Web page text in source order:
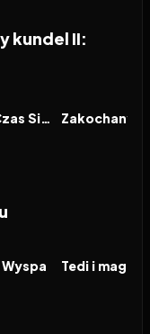
kundel II:
Król Lew II: Czas Simby FILM
Zakochany
FILM